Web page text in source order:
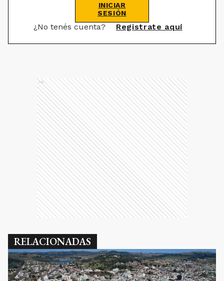
INICIAR
SESIÓN
¿No tenés cuenta? Registrate aquí
Ads
RELACIONADAS